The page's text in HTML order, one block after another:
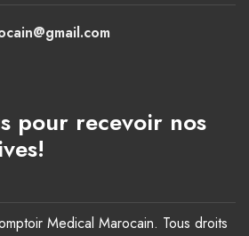
pour recevoir nos
Medical Marocain. Tous droits